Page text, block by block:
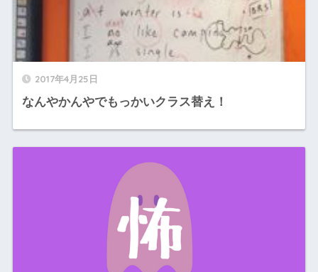
2017年4月25日
なんやかんやでもっかいクラス替え！